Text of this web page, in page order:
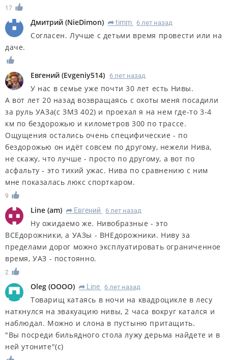
17
Дмитрий (NieDimon) R timm 6 лет назад
Согласен. Лучше с детьми время провести или на
даче.
Евгений (Evgeniy514) 6 лет назад
У нас в семье уже почти 30 лет есть Нивы.
А вот лет 20 назад возвращаясь с охоты меня посадили
за руль УАЗа(с ЗМЗ 402) и проехал я на нем где-то 3-4
км по бездорожью и километров 300 по трассе.
Ощущения остались очень специфические - по
бездорожью он идёт совсем по другому, нежели Нива,
не скажу, что лучше - просто по другому, а вот по
асфальту - это тихий ужас. Нива по сравнению с ним
мне показалась люкс спорткаром.
9
Line (am) R Евгений 6 лет назад
Ну ожидаемо же. Нивобразные - это
ВСЕдорожники, а УАЗы - ВНЕдорожники. Ниву за
пределами дорог можно эксплуатировать ограниченное
время, УАЗ - постоянно.
2
Oleg (OOOO) R Line 6 лет назад
Товарищ катаясь в ночи на квадроцикле в лесу
наткнулся на эвакуацию нивы, 2 часа вокруг катался и
наблюдал. Можно и слона в пустыню притащить.
"Вы посреди бильядного стола лужу дерьма найдете и в
ней утоните"(с)